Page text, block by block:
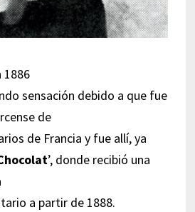
1886
sensación debido a que fue
de
de Francia y fue allí, ya
’, donde recibió una
a partir de 1888.